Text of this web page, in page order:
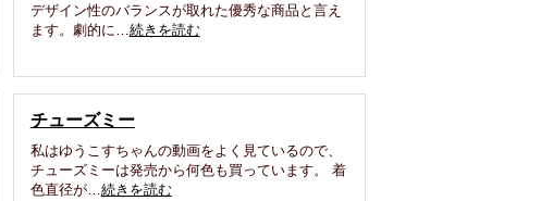
デザイン性のバランスが取れた優秀な商品と言え
ます。劇的に…続きを読む
チューズミー
私はゆうこすちゃんの動画をよく見ているので、
チューズミーは発売から何色も買っています。 着
色直径が…続きを読む